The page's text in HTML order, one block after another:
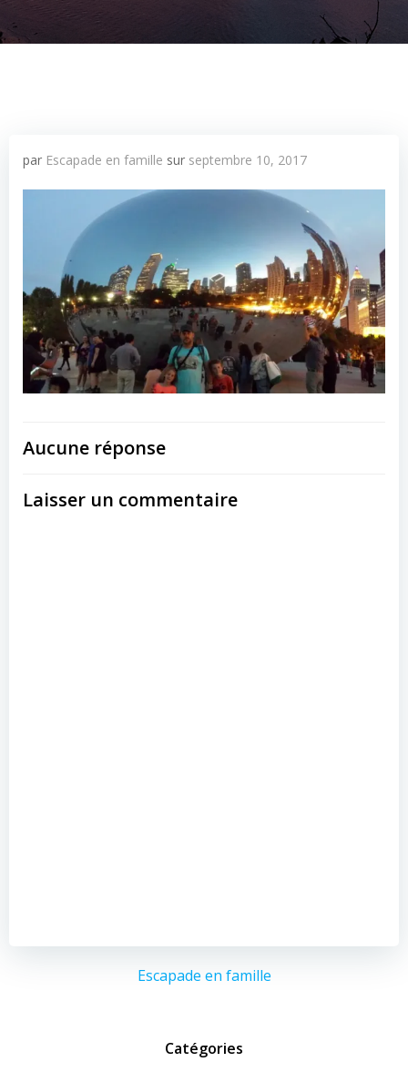
par Escapade en famille sur septembre 10, 2017
Aucune réponse
Laisser un commentaire
Escapade en famille
Catégories